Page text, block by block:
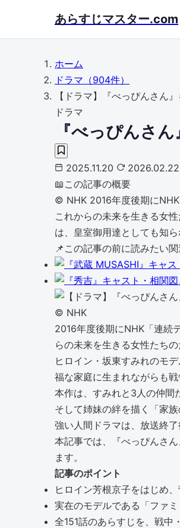
あらすじマスター.com
ホーム
ドラマ （904件）
【ドラマ】『べっぴんさん
ドラマ
『べっぴんさ
2025.11.20 2026.02.22
📖 この記事の概要
©︎ NHK 2016年度後期に
これからの未来を生きる女
は、皇室御用達としても知
📌 この記事の前に読みたい
©︎ NHK
2016年度後期にNHK「連続
らの未来を生きる女性たち
ヒロイン・坂東すみれのモ
福な家庭に生まれながらも
本作は、すみれと3人の仲間
そして姉妹の絆を描く「家
強い人間ドラマは、放送終
本記事では、『べっぴんさ
ます。
記事のポイント
ヒロイン芳根京子をはじめ
実在のモデルである「ファ
全151話のあらすじを、戦中